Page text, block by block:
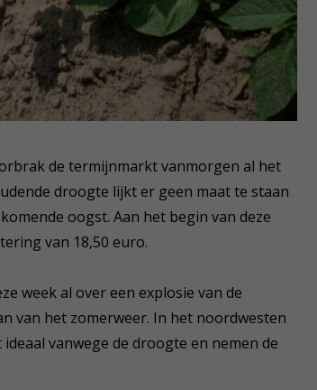
de termijnmarkt vanmorgen al het
droogte lijkt er geen maat te staan
oogst. Aan het begin van deze
van 18,50 euro.
week al over een explosie van de
van het zomerweer. In het noordwesten
vanwege de droogte en nemen de